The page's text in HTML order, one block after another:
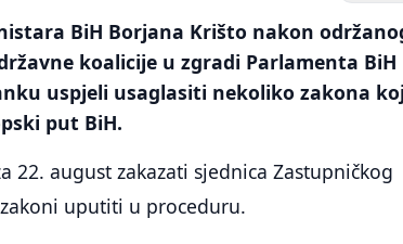
BiH Borjana Krišto nakon
koalicije u zgradi Parlamenta BiH
uspjeli usaglasiti nekoliko zakona
put BiH.
22. august zakazati sjednica Zastupničkog
uputiti u proceduru.